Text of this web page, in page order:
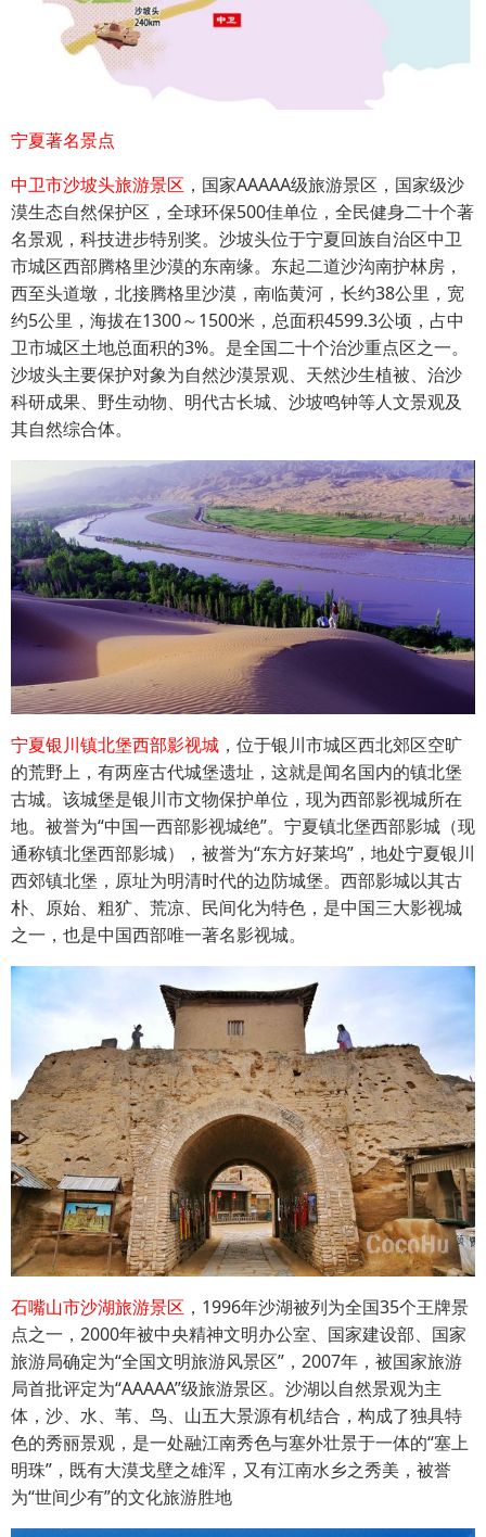
宁夏著名景点
中卫市沙坡头旅游景区 ，国家AAAAA级旅游景区，国家级沙
漠生态自然保护区，全球环保500佳单位，全民健身二十个著
名景观，科技进步特别奖。沙坡头位于宁夏回族自治区中卫
市城区西部腾格里沙漠的东南缘。东起二道沙沟南护林房，
西至头道墩，北接腾格里沙漠，南临黄河，长约38公里，宽
约5公里，海拔在1300～1500米，总面积4599.3公顷，占中
卫市城区土地总面积的3%。是全国二十个治沙重点区之一。
沙坡头主要保护对象为自然沙漠景观、天然沙生植被、治沙
科研成果、野生动物、明代古长城、沙坡鸣钟等人文景观及
其自然综合体。
宁夏银川镇北堡西部影视城 ，位于银川市城区西北郊区空旷
的荒野上，有两座古代城堡遗址，这就是闻名国内的镇北堡
古城。该城堡是银川市文物保护单位，现为西部影视城所在
地。被誉为“中国一西部影视城绝”。宁夏镇北堡西部影城（现
通称镇北堡西部影城），被誉为“东方好莱坞”，地处宁夏银川
西郊镇北堡，原址为明清时代的边防城堡。西部影城以其古
朴、原始、粗犷、荒凉、民间化为特色，是中国三大影视城
之一，也是中国西部唯一著名影视城。
石嘴山市沙湖旅游景区 ，1996年沙湖被列为全国35个王牌景
点之一，2000年被中央精神文明办公室、国家建设部、国家
旅游局确定为“全国文明旅游风景区”，2007年，被国家旅游
局首批评定为“AAAAA”级旅游景区。沙湖以自然景观为主
体，沙、水、苇、鸟、山五大景源有机结合，构成了独具特
色的秀丽景观，是一处融江南秀色与塞外壮景于一体的“塞上
明珠”，既有大漠戈壁之雄浑，又有江南水乡之秀美，被誉
为“世间少有”的文化旅游胜地